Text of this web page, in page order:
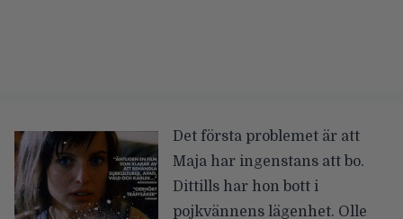
Det första problemet är att
Maja har ingenstans att bo.
Dittills har hon bott i
pojkvännens lägenhet. Olle